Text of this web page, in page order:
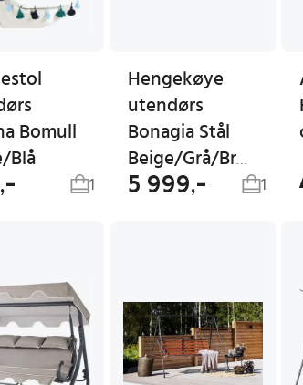
Bomull
Blå
1
Hengekøye
utendørs
Bonagia Stål
Beige/Grå/Brun
5 999,- 1